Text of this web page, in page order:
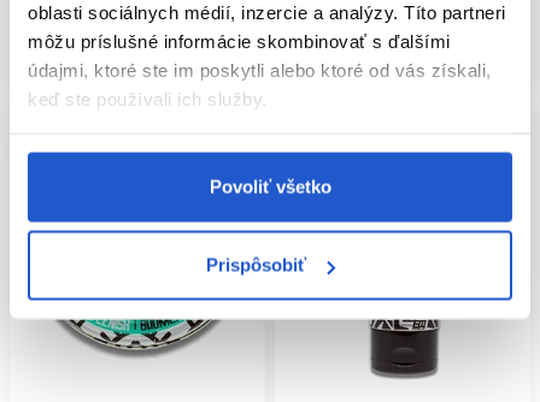
oblasti sociálnych médií, inzercie a analýzy. Títo partneri
môžu príslušné informácie skombinovať s ďalšími
údajmi, ktoré ste im poskytli alebo ktoré od vás získali,
keď ste používali ich služby.
Povoliť všetko
Prispôsobiť
Mám záujem
Aktuálne nedostupné
Mám záujem